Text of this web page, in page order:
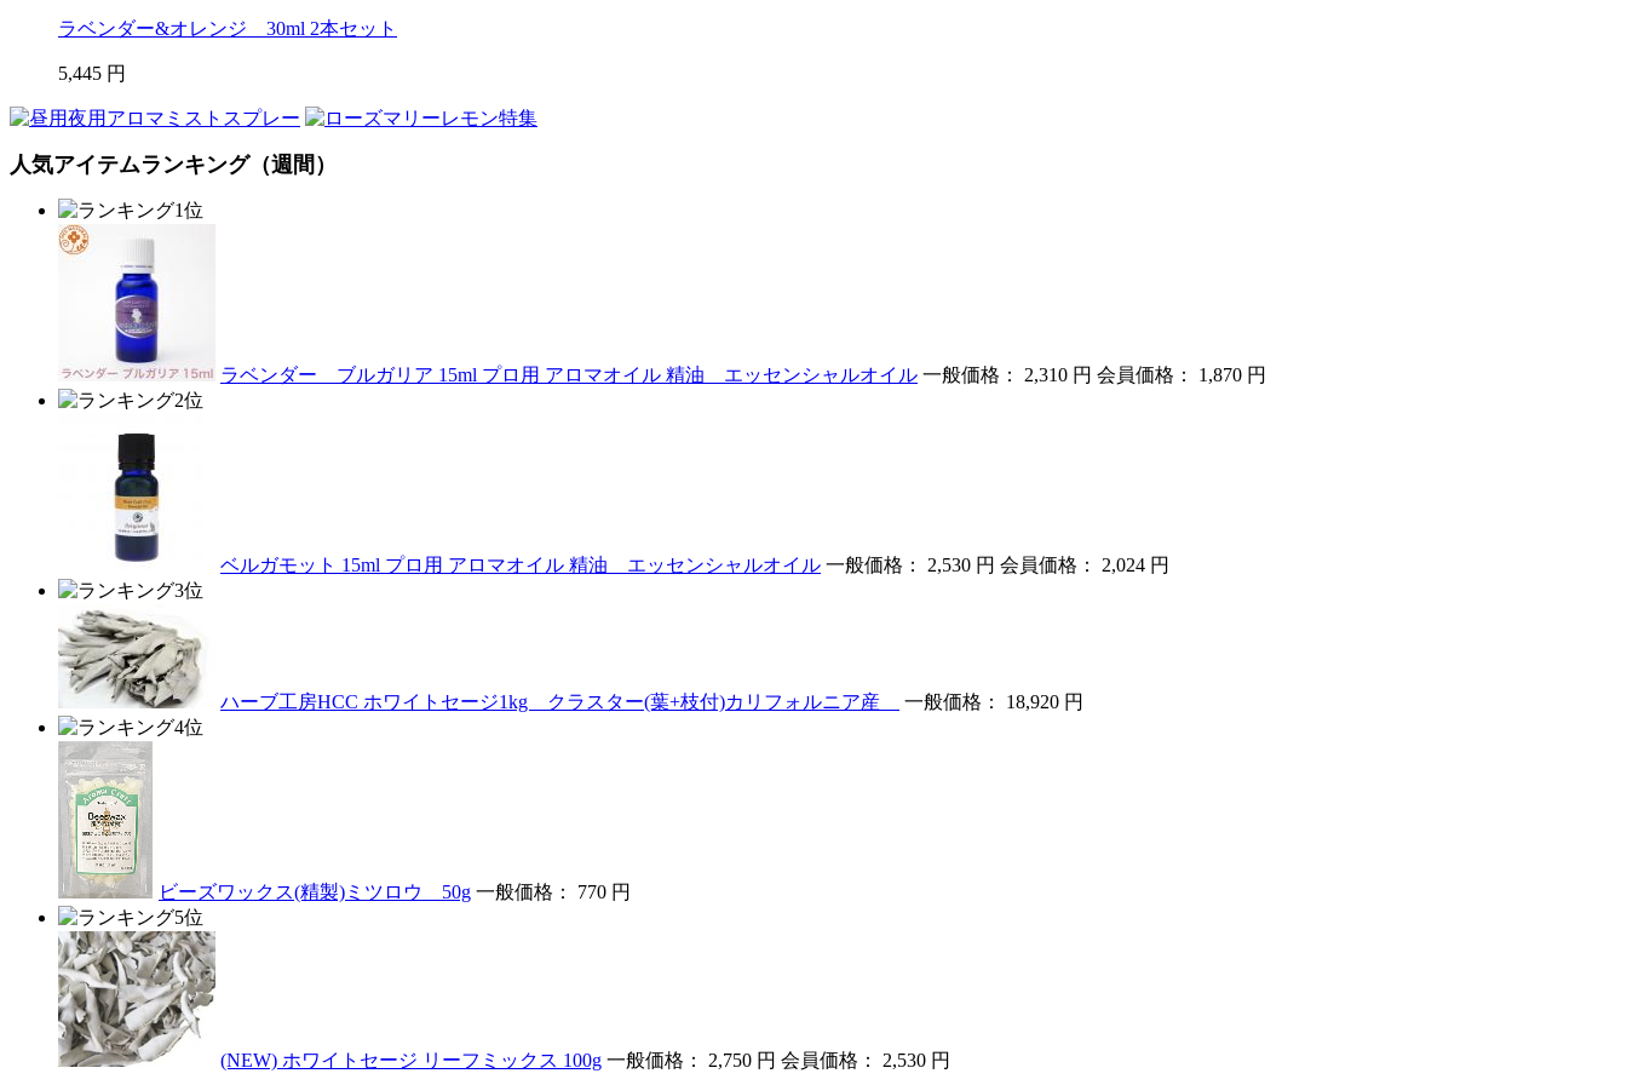
ラベンダー&オレンジ 30ml 2本セット
5,445 円
人気アイテムランキング（週間）
ラベンダー ブルガリア 15ml プロ用 アロマオイル 精油 エッセンシャルオイル 一般価格： 2,310 円 会員価格： 1,870 円
ベルガモット 15ml プロ用 アロマオイル 精油 エッセンシャルオイル 一般価格： 2,530 円 会員価格： 2,024 円
ハーブ工房HCC ホワイトセージ1kg クラスター(葉+枝付)カリフォルニア産 一般価格： 18,920 円
ビーズワックス(精製)ミツロウ 50g 一般価格： 770 円
(NEW) ホワイトセージ リーフミックス 100g 一般価格： 2,750 円 会員価格： 2,530 円